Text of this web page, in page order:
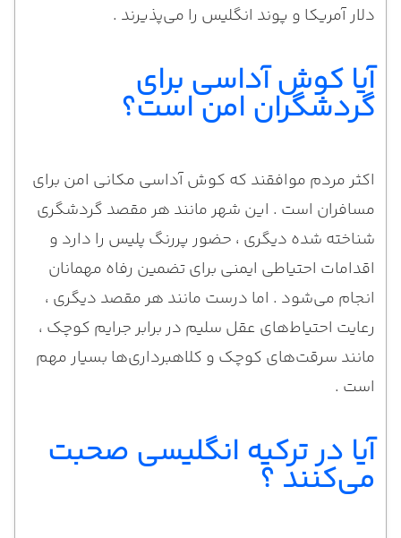
دلار آمریکا و پوند انگلیس را می‌پذیرند .
آیا کوش آداسی برای
گردشگران امن است؟
اکثر مردم موافقند که کوش آداسی مکانی امن برای
مسافران است . این شهر مانند هر مقصد گردشگری
شناخته شده دیگری ، حضور پررنگ پلیس را دارد و
اقدامات احتیاطی ایمنی برای تضمین رفاه مهمانان
انجام می‌شود . اما درست مانند هر مقصد دیگری ،
رعایت احتیاط‌های عقل سلیم در برابر جرایم کوچک ،
مانند سرقت‌های کوچک و کلاهبرداری‌ها بسیار مهم
است .
آیا در ترکیه انگلیسی صحبت
می‌کنند ؟